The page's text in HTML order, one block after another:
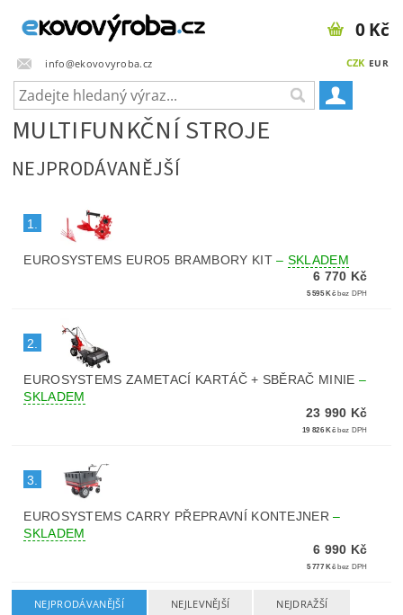
info@ekovovyroba.cz CZK EUR
0 Kč
MULTIFUNKČNÍ STROJE
NEJPRODÁVANĚJŠÍ
1.
EUROSYSTEMS EURO5 BRAMBORY KIT– SKLADEM
6 770 Kč
5 595 Kč bez DPH
2.
EUROSYSTEMS ZAMETACÍ KARTÁČ + SBĚRAČ MINIE–
SKLADEM
23 990 Kč
19 826 Kč bez DPH
3.
EUROSYSTEMS CARRY PŘEPRAVNÍ KONTEJNER–
SKLADEM
6 990 Kč
5 777 Kč bez DPH
NEJPRODÁVANĚJŠÍ NEJLEVNĚJŠÍ NEJDRAŽŠÍ